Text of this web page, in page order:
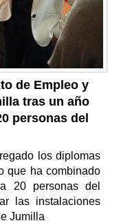
de Empleo y
tras un año
personas del
los diplomas
que ha combinado
20 personas del
las instalaciones
Jumilla